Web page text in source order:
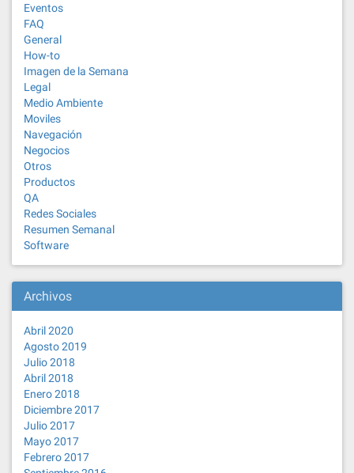
Eventos
FAQ
General
How-to
Imagen de la Semana
Legal
Medio Ambiente
Moviles
Navegación
Negocios
Otros
Productos
QA
Redes Sociales
Resumen Semanal
Software
Archivos
Abril 2020
Agosto 2019
Julio 2018
Abril 2018
Enero 2018
Diciembre 2017
Julio 2017
Mayo 2017
Febrero 2017